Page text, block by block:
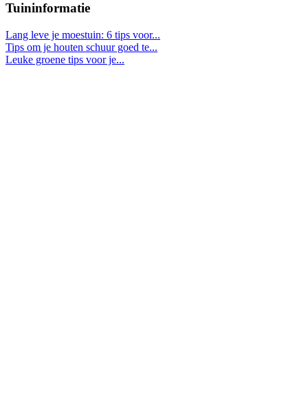
Tuininformatie
Lang leve je moestuin: 6 tips voor...
Tips om je houten schuur goed te...
Leuke groene tips voor je...